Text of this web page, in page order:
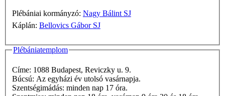
Plébániai kormányzó: Nagy Bálint SJ
Káplán: Bellovics Gábor SJ
Plébániatemplom
Címe: 1088 Budapest, Reviczky u. 9.
Búcsú: Az egyházi év utolsó vasárnapja.
Szentségimádás: minden nap 17 óra.